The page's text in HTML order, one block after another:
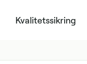
Kvalitetssikring